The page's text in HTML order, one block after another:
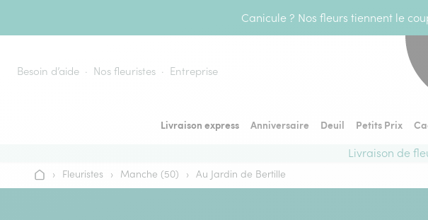
Canicule ? Nos fleurs tiennent le
Besoin d’aide Nos fleuristes Entreprise
Livraison express Anniversaire Deuil Petits Prix
Livraison de
Accueil
› Fleuristes › Manche (50) › Au Jardin de Bertille